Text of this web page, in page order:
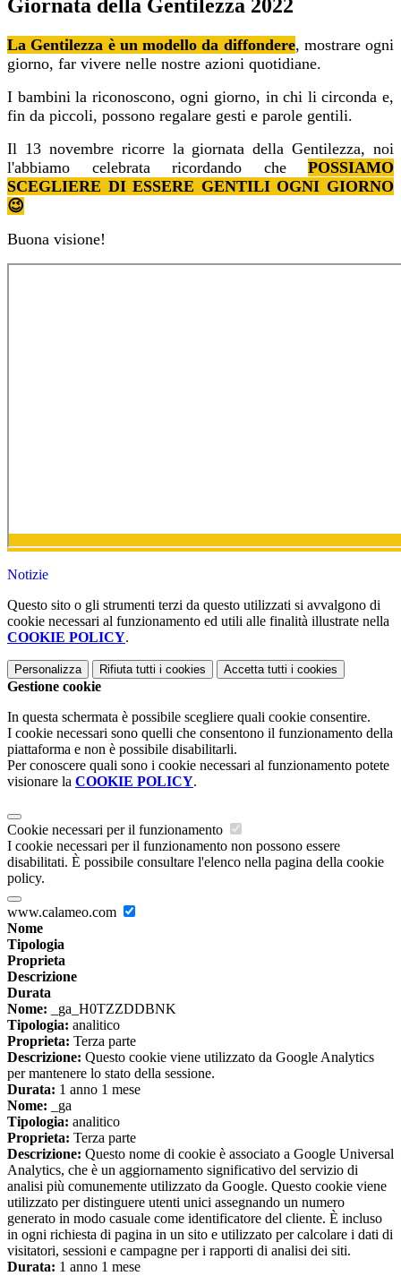
Giornata della Gentilezza 2022
La Gentilezza è un modello da diffondere, mostrare ogni
giorno, far vivere nelle nostre azioni quotidiane.
I bambini la riconoscono, ogni giorno, in chi li circonda e,
fin da piccoli, possono regalare gesti e parole gentili.
Il 13 novembre ricorre la giornata della Gentilezza, noi
l'abbiamo celebrata ricordando che POSSIAMO
SCEGLIERE DI ESSERE GENTILI OGNI GIORNO
😉
Buona visione!
Notizie
Questo sito o gli strumenti terzi da questo utilizzati si avvalgono di
cookie necessari al funzionamento ed utili alle finalità illustrate nella
COOKIE POLICY.
Personalizza Rifiuta tutti i cookies Accetta tutti i cookies
Gestione cookie
In questa schermata è possibile scegliere quali cookie consentire.
I cookie necessari sono quelli che consentono il funzionamento della
piattaforma e non è possibile disabilitarli.
Per conoscere quali sono i cookie necessari al funzionamento potete
visionare la COOKIE POLICY.
Cookie necessari per il funzionamento
I cookie necessari per il funzionamento non possono essere
disabilitati. È possibile consultare l'elenco nella pagina della cookie
policy.
www.calameo.com
Nome
Tipologia
Proprieta
Descrizione
Durata
Nome: _ga_H0TZZDDBNK
Tipologia: analitico
Proprieta: Terza parte
Descrizione: Questo cookie viene utilizzato da Google Analytics
per mantenere lo stato della sessione.
Durata: 1 anno 1 mese
Nome: _ga
Tipologia: analitico
Proprieta: Terza parte
Descrizione: Questo nome di cookie è associato a Google Universal
Analytics, che è un aggiornamento significativo del servizio di
analisi più comunemente utilizzato da Google. Questo cookie viene
utilizzato per distinguere utenti unici assegnando un numero
generato in modo casuale come identificatore del cliente. È incluso
in ogni richiesta di pagina in un sito e utilizzato per calcolare i dati di
visitatori, sessioni e campagne per i rapporti di analisi dei siti.
Durata: 1 anno 1 mese